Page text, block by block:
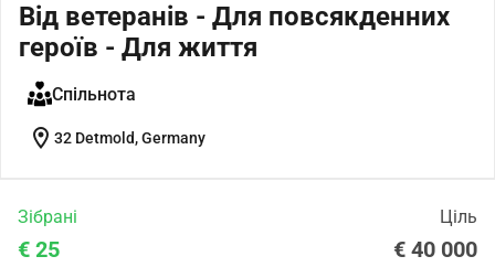
Від ветеранів - Для повсякденних
героїв - Для життя
Спільнота
location_on 32 Detmold, Germany
Зібрані Ціль
€ 25 € 40 000